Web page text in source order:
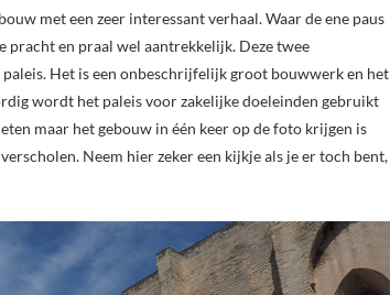
met een zeer interessant verhaal. Waar de ene paus
pracht en praal wel aantrekkelijk. Deze twee
Het is een onbeschrijfelijk groot bouwwerk en het
wordt het paleis voor zakelijke doeleinden gebruikt
maar het gebouw in één keer op de foto krijgen is
Neem hier zeker een kijkje als je er toch bent,